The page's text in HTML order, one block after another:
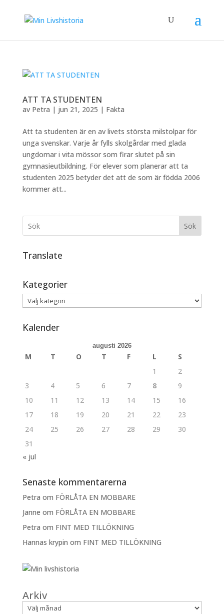
ATT TA STUDENTEN
av Petra | jun 21, 2025 | Fakta
Att ta studenten är en av livets största milstolpar för
unga svenskar. Varje år fylls skolgårdar med glada
ungdomar i vita mössor som firar slutet på sin
gymnasieutbildning. För elever som planerar att ta
studenten 2025 betyder det att de som är födda 2006
kommer att...
Sök
Translate
Kategorier
Kategorier
Kalender
augusti 2026
M T O T F L
S
1
2
3
4 5 6 7 8
9
10
11 12 13 14 15
16
17
18 19 20 21 22
23
24
25 26 27 28 29
30
31
« jul
Senaste kommentarerna
Petra om FÖRLÅTA EN MOBBARE
Janne om FÖRLÅTA EN MOBBARE
Petra om FINT MED TILLÖKNING
Hannas krypin om FINT MED TILLÖKNING
Arkiv